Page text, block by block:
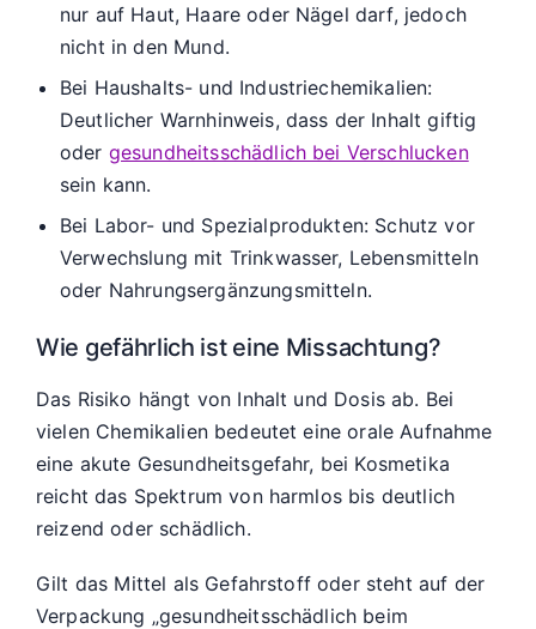
nur auf Haut, Haare oder Nägel darf, jedoch
nicht in den Mund.
Bei Haushalts- und Industriechemikalien:
Deutlicher Warnhinweis, dass der Inhalt giftig
oder gesundheitsschädlich bei Verschlucken
sein kann.
Bei Labor- und Spezialprodukten: Schutz vor
Verwechslung mit Trinkwasser, Lebensmitteln
oder Nahrungsergänzungsmitteln.
Wie gefährlich ist eine Missachtung?
Das Risiko hängt von Inhalt und Dosis ab. Bei
vielen Chemikalien bedeutet eine orale Aufnahme
eine akute Gesundheitsgefahr, bei Kosmetika
reicht das Spektrum von harmlos bis deutlich
reizend oder schädlich.
Gilt das Mittel als Gefahrstoff oder steht auf der
Verpackung „gesundheitsschädlich beim